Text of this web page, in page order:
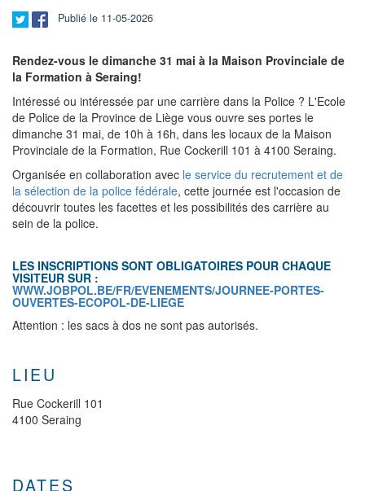
Publié le 11-05-2026
Rendez-vous le dimanche 31 mai à la Maison Provinciale de
la Formation à Seraing!
Intéressé ou intéressée par une carrière dans la Police ? L'Ecole
de Police de la Province de Liège vous ouvre ses portes le
dimanche 31 mai, de 10h à 16h, dans les locaux de la Maison
Provinciale de la Formation, Rue Cockerill 101 à 4100 Seraing.
Organisée en collaboration avec le service du recrutement et de
la sélection de la police fédérale, cette journée est l'occasion de
découvrir toutes les facettes et les possibilités des carrière au
sein de la police.
LES INSCRIPTIONS SONT OBLIGATOIRES POUR CHAQUE
VISITEUR SUR :
WWW.JOBPOL.BE/FR/EVENEMENTS/JOURNEE-PORTES-
OUVERTES-ECOPOL-DE-LIEGE
Attention : les sacs à dos ne sont pas autorisés.
LIEU
Rue Cockerill 101
4100 Seraing
DATES